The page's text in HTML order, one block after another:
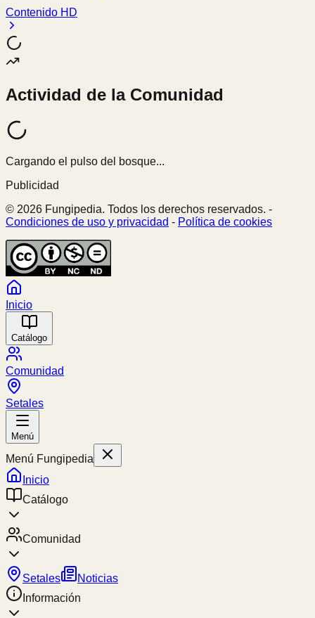
Contenido HD
Actividad de la Comunidad
Cargando el pulso del bosque...
Publicidad
© 2026 Fungipedia. Todos los derechos reservados. -
Condiciones de uso y privacidad - Política de cookies
Inicio
Catálogo
Comunidad
Setales
Menú
Menú Fungipedia
Inicio
Catálogo
Comunidad
Setales
Noticias
Información